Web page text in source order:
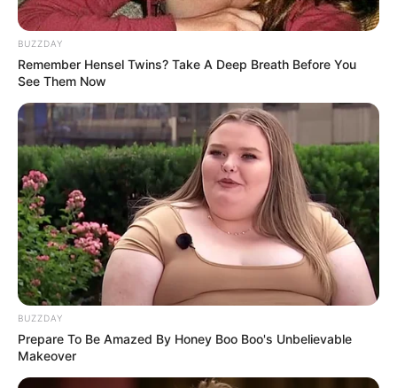
membahas mengenai mantan pacar dari Amel Carla. Begitu pula
dengan nama-nama yang dirumorkan dengan dirinya.
Kekayaan
Ditelusuri pada tahun 2023, tidak diketahui nilai total dari
kekayaan bersih dari Amel Carla. Sumber kekayaan yang dimiliki
olehnya tidak diketahui, kecuali dari YouTube.
BUZZDAY
Remember Hensel Twins? Take A Deep Breath Before You
See Them Now
BUZZDAY
Prepare To Be Amazed By Honey Boo Boo's Unbelievable
Makeover